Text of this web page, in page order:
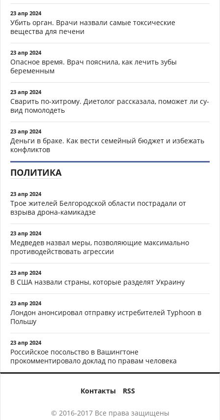
23 апр 2024
Убить орган. Врачи назвали самые токсические
вещества для печени
23 апр 2024
Опасное время. Врач пояснила, как лечить зубы
беременным
23 апр 2024
Сварить по-хитрому. Диетолог рассказала, поможет ли су-
вид помолодеть
23 апр 2024
Деньги в браке. Как вести семейный бюджет и избежать
конфликтов
ПОЛИТИКА
23 апр 2024
Трое жителей Белгородской области пострадали от
взрыва дрона-камикадзе
23 апр 2024
Медведев назвал меры, позволяющие максимально
противодействовать агрессии
23 апр 2024
В США назвали страны, которые разделят Украину
23 апр 2024
Лондон анонсировал отправку истребителей Typhoon в
Польшу
23 апр 2024
Российское посольство в Вашингтоне
прокомментировало доклад по правам человека
Контакты RSS
© 2016-2017 Все права защищены